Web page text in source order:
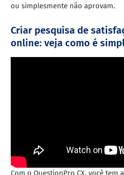
ou simplesmente não aprovam.
Criar pesquisa de
online: veja como é
Com o QuestionPro CX, você tem